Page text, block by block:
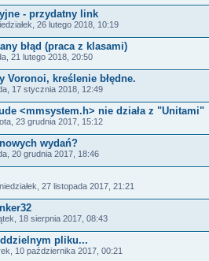
- przydatny link
26 lutego 2018, 10:19
błąd (praca z klasami)
21 lutego 2018, 20:50
Voronoi, kreślenie błędne.
17 stycznia 2018, 12:49
<mmsystem.h> nie działa z "Unitami"
23 grudnia 2017, 15:12
wydań?
20 grudnia 2017, 18:46
27 listopada 2017, 21:21
18 sierpnia 2017, 08:43
pliku...
10 października 2017, 00:21